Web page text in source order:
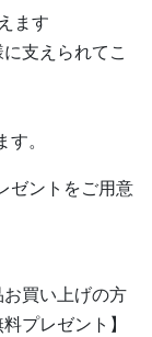
ます
支えられてこ
。
ゼントをご用意
買い上げの方
プレゼント】